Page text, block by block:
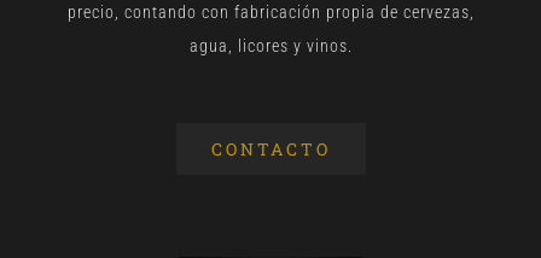
precio, contando con fabricación propia de cervezas,
agua, licores y vinos.
CONTACTO